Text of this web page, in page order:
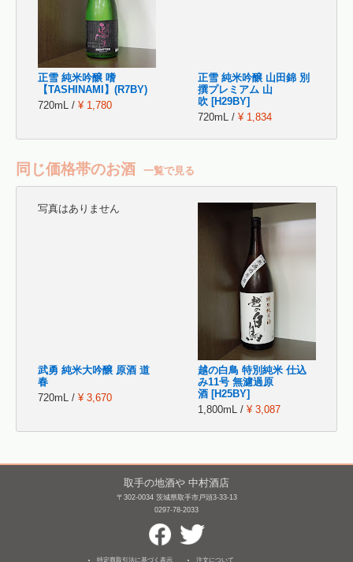
正雪 純米吟醸 嗜
【TASHINAMI】(R7BY)
720mL / ¥ 1,780
正雪 純米吟醸 山田錦 別
撰プレミアム 山
吹 [H29BY]
720mL / ¥ 1,834
同じ価格帯のお酒 一覧で見る
写真はありません
武勇 純米大吟醸 原酒 道
春
720mL / ¥ 3,670
越の白鳥 特別純米 仕込
み11号 無濾過原
酒 [H25BY]
1,800mL / ¥ 3,087
取手の地酒や 中村酒店
〒302-0034 茨城県取手市戸頭3-33-13
0297-78-2033
特定商取引法に基づく表示 注文について